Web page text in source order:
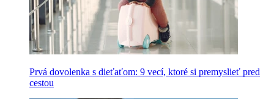
Prvá dovolenka s dieťaťom: 9 vecí, ktoré si premyslieť pred
cestou